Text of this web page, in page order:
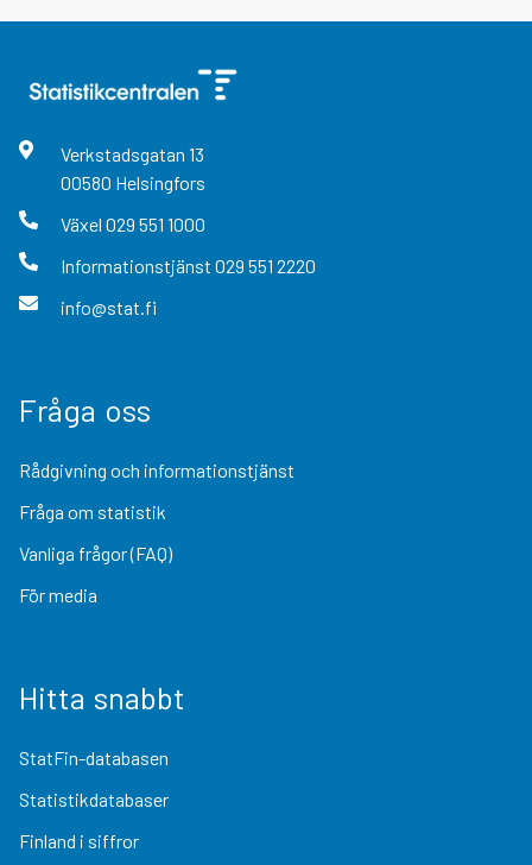
Verkstadsgatan 13
00580 Helsingfors
Växel 029 551 1000
Informationstjänst 029 551 2220
info@stat.fi
Fråga oss
Rådgivning och informationstjänst
Fråga om statistik
Vanliga frågor (FAQ)
För media
Hitta snabbt
StatFin-databasen
Statistikdatabaser
Finland i siffror